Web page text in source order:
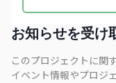
お知らせを受け
このプロジェクトに関
イベント情報やプロジ